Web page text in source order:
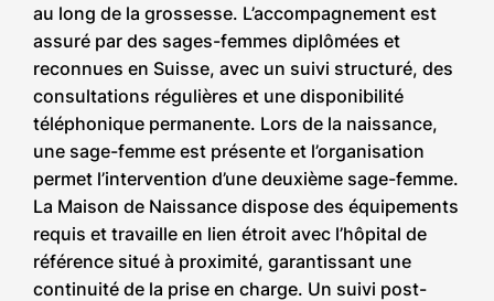
au long de la grossesse. L’accompagnement est
assuré par des sages-femmes diplômées et
reconnues en Suisse, avec un suivi structuré, des
consultations régulières et une disponibilité
téléphonique permanente. Lors de la naissance,
une sage-femme est présente et l’organisation
permet l’intervention d’une deuxième sage-femme.
La Maison de Naissance dispose des équipements
requis et travaille en lien étroit avec l’hôpital de
référence situé à proximité, garantissant une
continuité de la prise en charge. Un suivi post-